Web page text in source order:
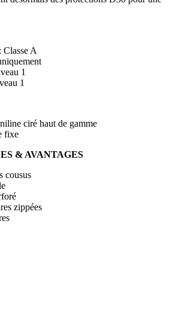
A
1
1
ciré haut de gamme
fixe
& AVANTAGES
cousus
zippées